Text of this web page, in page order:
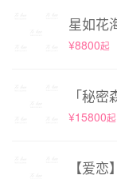
星如花
¥8800起
「秘
¥15800起
【爱